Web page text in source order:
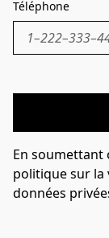
Téléphone
En soumettant
politique sur la
données